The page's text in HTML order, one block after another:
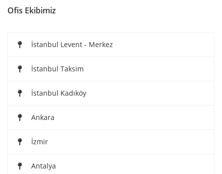
Ofis Ekibimiz
İstanbul Levent - Merkez
İstanbul Taksim
İstanbul Kadıköy
Ankara
İzmir
Antalya